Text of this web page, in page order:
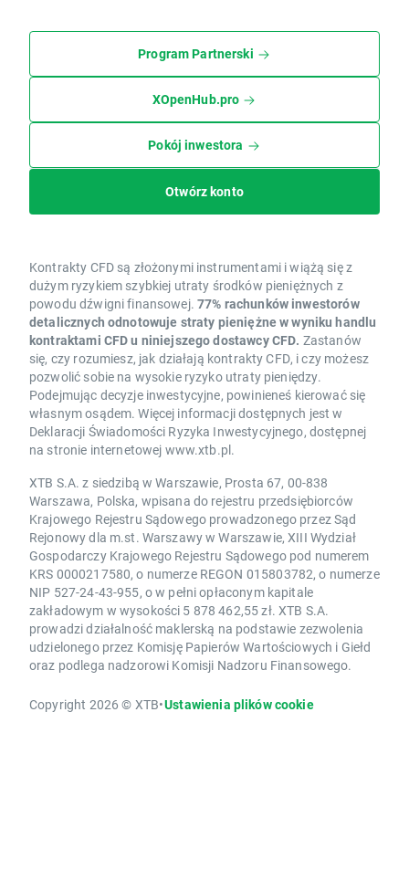
Program Partnerski
XOpenHub.pro
Pokój inwestora
Otwórz konto
Kontrakty CFD są złożonymi instrumentami i wiążą się z
dużym ryzykiem szybkiej utraty środków pieniężnych z
powodu dźwigni finansowej. 77% rachunków inwestorów
detalicznych odnotowuje straty pieniężne w wyniku handlu
kontraktami CFD u niniejszego dostawcy CFD. Zastanów
się, czy rozumiesz, jak działają kontrakty CFD, i czy możesz
pozwolić sobie na wysokie ryzyko utraty pieniędzy.
Podejmując decyzje inwestycyjne, powinieneś kierować się
własnym osądem. Więcej informacji dostępnych jest w
Deklaracji Świadomości Ryzyka Inwestycyjnego, dostępnej
na stronie internetowej www.xtb.pl.
XTB S.A. z siedzibą w Warszawie, Prosta 67, 00-838
Warszawa, Polska, wpisana do rejestru przedsiębiorców
Krajowego Rejestru Sądowego prowadzonego przez Sąd
Rejonowy dla m.st. Warszawy w Warszawie, XIII Wydział
Gospodarczy Krajowego Rejestru Sądowego pod numerem
KRS 0000217580, o numerze REGON 015803782, o numerze
NIP 527-24-43-955, o w pełni opłaconym kapitale
zakładowym w wysokości 5 878 462,55 zł. XTB S.A.
prowadzi działalność maklerską na podstawie zezwolenia
udzielonego przez Komisję Papierów Wartościowych i Giełd
oraz podlega nadzorowi Komisji Nadzoru Finansowego.
Copyright 2026 © XTB•Ustawienia plików cookie